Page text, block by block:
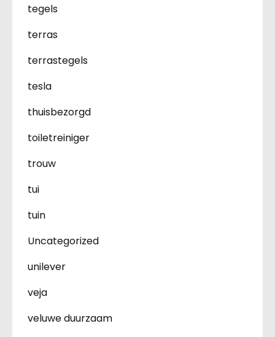
tegels
terras
terrastegels
tesla
thuisbezorgd
toiletreiniger
trouw
tui
tuin
Uncategorized
unilever
veja
veluwe duurzaam